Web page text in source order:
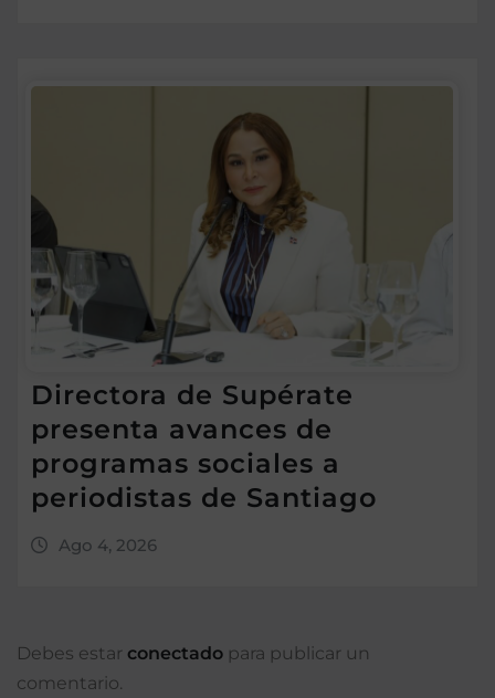
Directora de Supérate
presenta avances de
programas sociales a
periodistas de Santiago
Ago 4, 2026
Debes estar conectado para publicar un
comentario.